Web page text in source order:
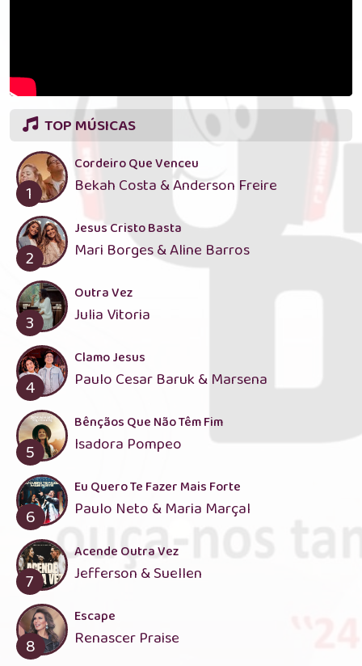
TOP MÚSICAS
1
Cordeiro Que Venceu
Bekah Costa & Anderson Freire
2
Jesus Cristo Basta
Mari Borges & Aline Barros
3
Outra Vez
Julia Vitoria
4
Clamo Jesus
Paulo Cesar Baruk & Marsena
5
Bênçãos Que Não Têm Fim
Isadora Pompeo
6
Eu Quero Te Fazer Mais Forte
Paulo Neto & Maria Marçal
7
Acende Outra Vez
Jefferson & Suellen
8
Escape
Renascer Praise